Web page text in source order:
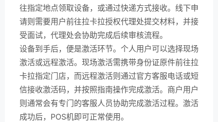
往指定地点领取设备，或通过快递方式接收。线下申
请则需要用户前往拉卡拉授权代理处提交材料，并接
受面试，代理处会协助完成后续审核流程。
设备到手后，便是激活环节。个人用户可以选择现场
激活或远程激活。现场激活需携带身份证原件前往拉
卡拉指定门店，而远程激活则通过官方客服电话或短
信接收激活码，并按照指南操作完成激活。商户用户
则通常会有专门的客服人员协助完成激活过程。激活
成功后，POS机即可正常使用。